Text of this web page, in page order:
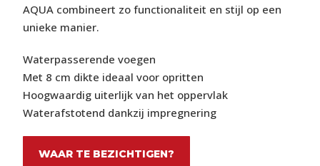
AQUA combineert zo functionaliteit en stijl op een
unieke manier.
Waterpasserende voegen
Met 8 cm dikte ideaal voor opritten
Hoogwaardig uiterlijk van het oppervlak
Waterafstotend dankzij impregnering
WAAR TE BEZICHTIGEN?